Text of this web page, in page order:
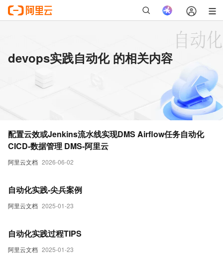
devops实践自动化 的相关内容
阿里云文档 2026-06-02
配置云效或Jenkins流水线实现DMS Airflow任务自动化
CICD-数据管理 DMS-阿里云
阿里云文档 2025-01-23
自动化实践-尖兵案例
阿里云文档 2025-01-23
自动化实践过程TIPS